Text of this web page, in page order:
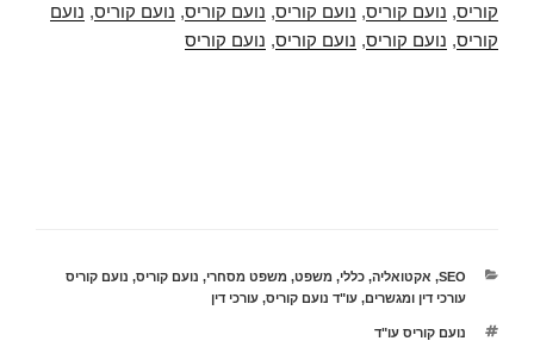
קוריס, נועם קוריס, נועם קוריס, נועם קוריס, נועם קוריס, נועם
קוריס, נועם קוריס, נועם קוריס, נועם קוריס
קטגוריות
SEO
, אקטואליה,כללי, משפט, משפט מסחרי, נועם קוריס, נועם קוריס
עורכי דין ומגשרים,עו"ד נועם קוריס,עורכי דין
תגיות
נועם קוריס עו"ד